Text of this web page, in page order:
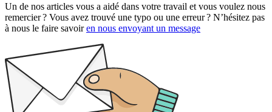
Un de nos articles vous a aidé dans votre travail et vous voulez nous
remercier ? Vous avez trouvé une typo ou une erreur ? N’hésitez pas
à nous le faire savoiren nous envoyant un message